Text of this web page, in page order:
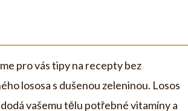
pro vás tipy na recepty bez
lososa s dušenou zeleninou. Losos
vašemu tělu potřebné vitamíny a